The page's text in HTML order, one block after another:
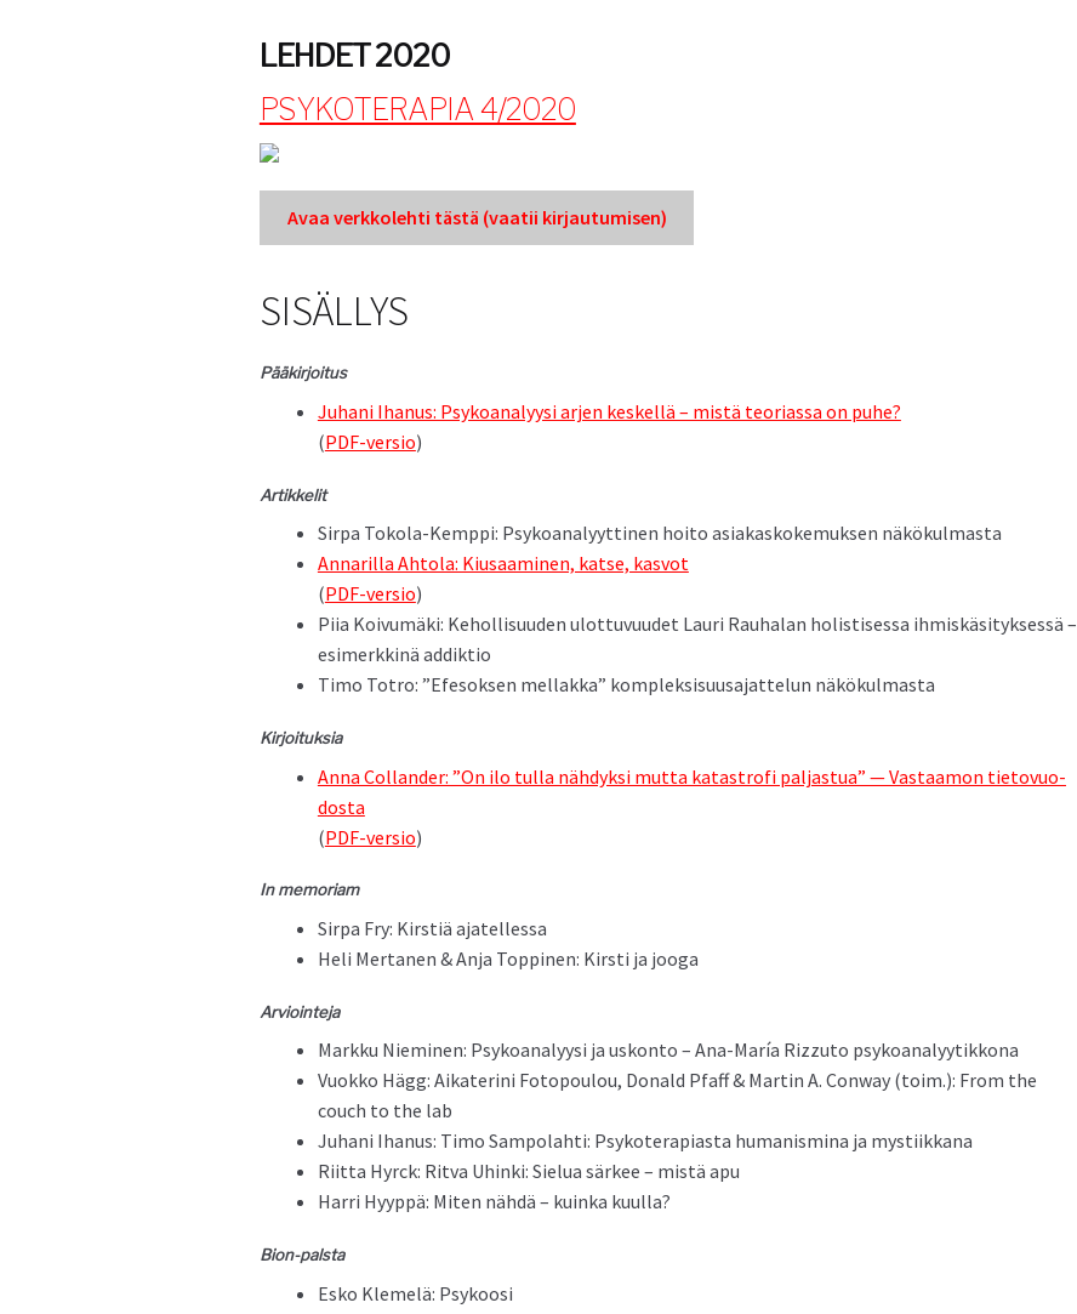
LEHDET 2020
PSYKOTERAPIA 4/2020
Avaa verkkole­hti tästä (vaatii kir­jau­tu­misen)
SISÄLLYS
Pääkir­joi­tus
Juhani Ihanus: Psyko­ana­lyysi arjen keskel­lä – mis­tä teo­ri­as­sa on puhe?
(PDF-ver­sio)
Artikke­lit
Sir­pa Toko­la-Kemp­pi: Psyko­ana­lyyt­ti­nen hoito asi­akaskoke­muk­sen näkökulmasta
Annar­il­la Ahto­la: Kiusaami­nen, katse, kasvot
(PDF-ver­sio)
Piia Koivumä­ki: Kehol­lisu­u­den ulot­tuvu­udet Lau­ri Rauha­lan holis­tises­sa ihmiskäsi­tyk­sessä –
esimerkkinä addiktio
Timo Totro: ”Efe­sok­sen mel­lak­ka” kom­plek­sisu­usa­jat­telun näkökulmasta
Kir­joituk­sia
Anna Col­lan­der: ”On ilo tul­la nähdyk­si mut­ta katas­trofi pal­jas­tua” — Vas­taa­mon tietovuo­
dos­ta
(PDF-ver­sio)
In memo­ri­am
Sir­pa Fry: Kirstiä ajatellessa
Heli Mer­ta­nen & Anja Top­pinen: Kirsti ja jooga
Arvioin­te­ja
Markku Niem­i­nen: Psyko­ana­lyysi ja uskon­to – Ana-María Riz­zu­to psykoanalyytikkona
Vuokko Hägg: Aika­teri­ni Fotopoulou, Don­ald Pfaff & Mar­tin A. Con­way (toim.): From the
couch to the lab
Juhani Ihanus: Timo Sam­po­lahti: Psykoter­api­as­ta human­is­mi­na ja mystiikkana
Riit­ta Hyr­ck: Rit­va Uhin­ki: Sielua sär­kee – mis­tä apu
Har­ri Hyyp­pä: Miten nähdä – kuin­ka kuulla?
Bion-pal­s­ta
Esko Klemelä: Psykoosi